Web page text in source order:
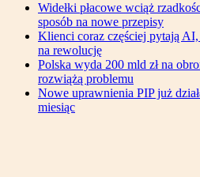
Widełki płacowe wciąż
sposób na nowe przepisy
Klienci coraz częściej pytają
na rewolucję
Polska wyda 200 mld zł na
rozwiążą problemu
Nowe uprawnienia PIP już
miesiąc